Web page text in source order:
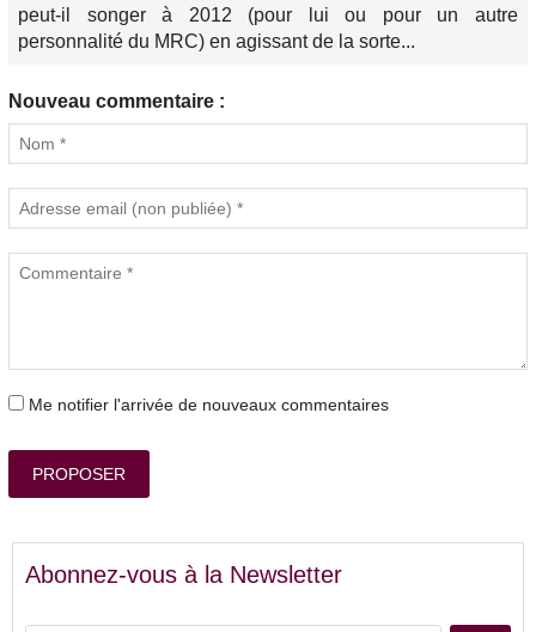
peut-il songer à 2012 (pour lui ou pour un autre
personnalité du MRC) en agissant de la sorte...
Nouveau commentaire :
Me notifier l'arrivée de nouveaux commentaires
PROPOSER
Abonnez-vous à la Newsletter